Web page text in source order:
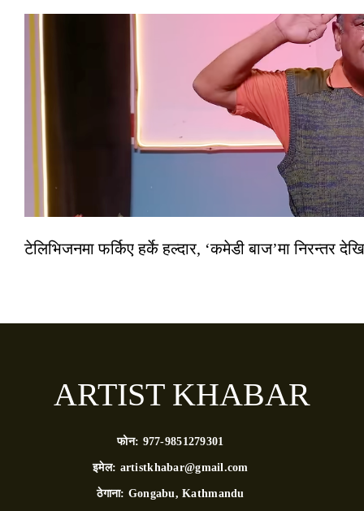
टेलिभिजनमा फर्किए हर्के हल्दार, ‘कमेडी बाज’मा निरन्तर
ARTIST KHABAR
फोन: 977-9851279301
इमेल: artistkhabar@gmail.com
ठेगाना: Gongabu, Kathmandu